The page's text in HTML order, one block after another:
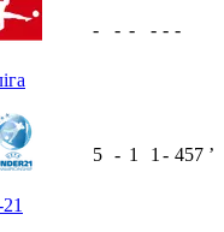
- - - - - -
5 - 1 1 - 457 ʼ